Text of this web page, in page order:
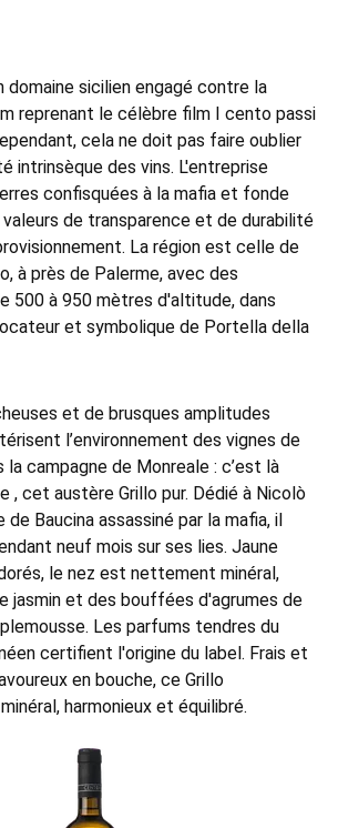
domaine sicilien engagé contre la
reprenant le célèbre film I cento passi
cela ne doit pas faire oublier
intrinsèque des vins. L'entreprise
confisquées à la mafia et fonde
de transparence et de durabilité
La région est celle de
à près de Palerme, avec des
500 à 950 mètres d'altitude, dans
et symbolique de Portella della
et de brusques amplitudes
l’environnement des vignes de
la campagne de Monreale : c’est là
, cet austère Grillo pur. Dédié à Nicolò
Baucina assassiné par la mafia, il
neuf mois sur ses lies. Jaune
le nez est nettement minéral,
jasmin et des bouffées d'agrumes de
Les parfums tendres du
certifient l'origine du label. Frais et
en bouche, ce Grillo
harmonieux et équilibré.